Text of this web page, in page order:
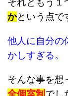
それともう１
かという点で
他人に自分の
かしすぎる。
そんな事を想
全個室制 でし